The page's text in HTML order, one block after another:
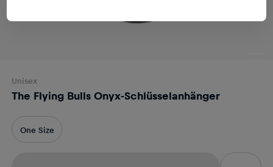
Unisex
The Flying Bulls Onyx-Schlüsselanhänger
One Size